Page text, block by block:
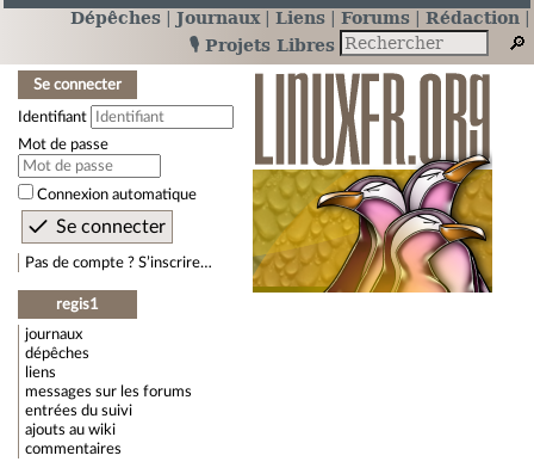
Dépêches Journaux Liens Forums
Rédaction
🎙️ Projets Libres
Se connecter
Identifiant
Mot de passe
Connexion automatique
Pas de compte ? S’inscrire…
regis1
journaux
dépêches
liens
messages sur les forums
entrées du suivi
ajouts au wiki
commentaires